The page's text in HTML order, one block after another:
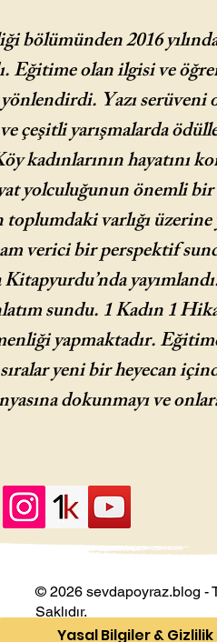
bölümünden 2016
Eğitime olan ilgisi ve
Yazı
çeşitli yarışmalarda
kadınlarının
yolculuğunun önemli
varlığı
verici bir perspektif
sundu. 1 Kadın 1
yapmaktadır.
yeni bir heyecan
dokunmayı ve
© 2026 sevdapoyraz.blog -
Saklıdır.
Yasal Bilgiler &